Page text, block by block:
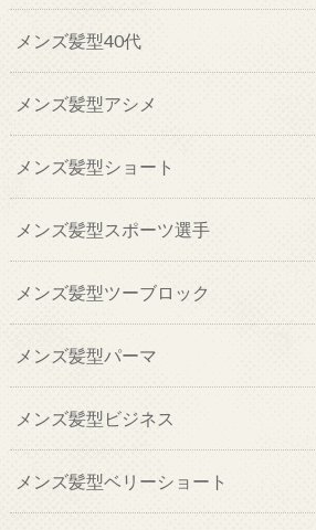
メンズ髪型40代
メンズ髪型アシメ
メンズ髪型ショート
メンズ髪型スポーツ選手
メンズ髪型ツーブロック
メンズ髪型パーマ
メンズ髪型ビジネス
メンズ髪型ベリーショート